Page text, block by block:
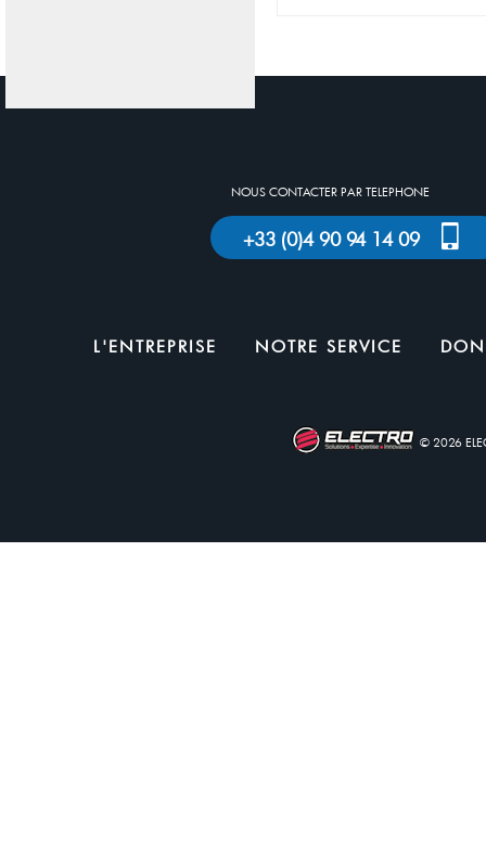
NOUS CONTACTER PAR TELEPHONE
+33 (0)4 90 94 14 09
L'ENTREPRISE NOTRE SERVICE
© 2026